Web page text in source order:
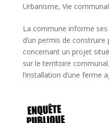
Urbanisme, Vie
La commune informe
d’un permis de construire
concernant un projet
sur le territoire
l’installation d’une ferme